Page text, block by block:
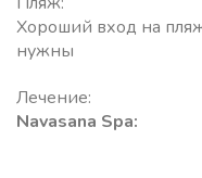
Хороший вход на
нужны
Лечение:
Navasana Spa: